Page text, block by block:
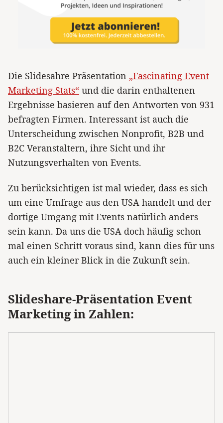
Die Slidesahre Präsentation „Fascinating Event
Marketing Stats“ und die darin enthaltenen
Ergebnisse basieren auf den Antworten von 931
befragten Firmen. Interessant ist auch die
Unterscheidung zwischen Nonprofit, B2B und
B2C Veranstaltern, ihre Sicht und ihr
Nutzungsverhalten von Events.
Zu berücksichtigen ist mal wieder, dass es sich
um eine Umfrage aus den USA handelt und der
dortige Umgang mit Events natürlich anders
sein kann. Da uns die USA doch häufig schon
mal einen Schritt voraus sind, kann dies für uns
auch ein kleiner Blick in die Zukunft sein.
Slideshare-Präsentation Event
Marketing in Zahlen: